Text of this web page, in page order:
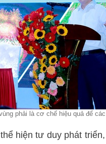
phải là cơ chế hiệu quả để
hiện tư duy phát